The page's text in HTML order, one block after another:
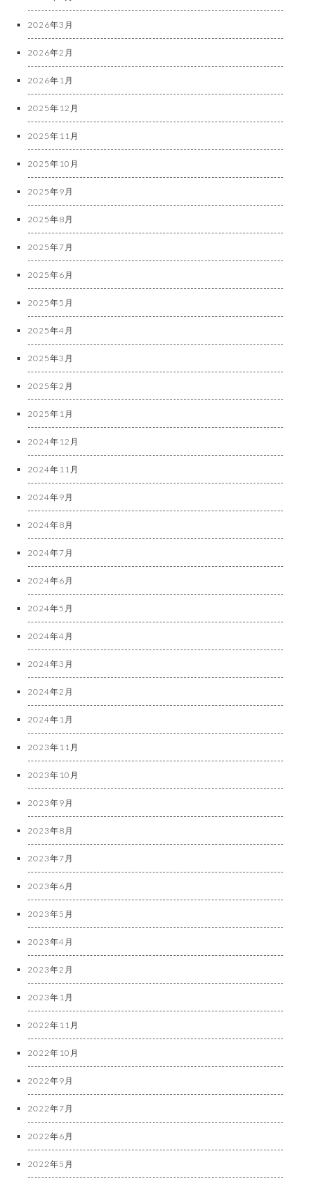
2026年3月
2026年2月
2026年1月
2025年12月
2025年11月
2025年10月
2025年9月
2025年8月
2025年7月
2025年6月
2025年5月
2025年4月
2025年3月
2025年2月
2025年1月
2024年12月
2024年11月
2024年9月
2024年8月
2024年7月
2024年6月
2024年5月
2024年4月
2024年3月
2024年2月
2024年1月
2023年11月
2023年10月
2023年9月
2023年8月
2023年7月
2023年6月
2023年5月
2023年4月
2023年2月
2023年1月
2022年11月
2022年10月
2022年9月
2022年7月
2022年6月
2022年5月